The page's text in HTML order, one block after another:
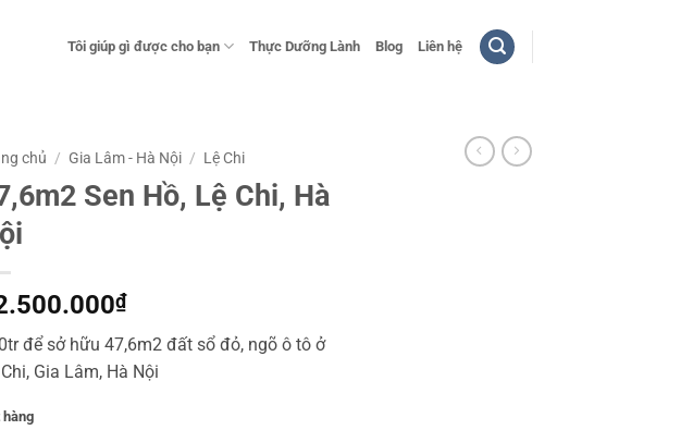
Tôi giúp gì được cho bạn Thực Dưỡng Lành Blog Liên hệ
chủ / Gia Lâm - Hà Nội / Lệ Chi
Sen Hồ, Lệ Chi, Hà
₫
để sở hữu 47,6m2 đất sổ đỏ, ngõ ô tô ở
Gia Lâm, Hà Nội
hàng